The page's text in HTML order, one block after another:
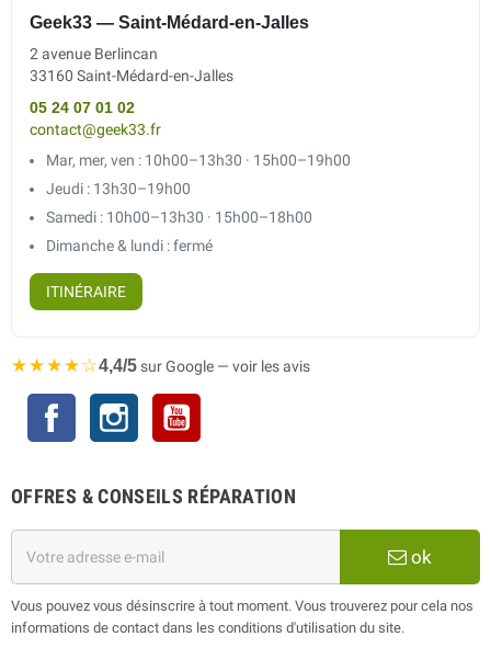
Geek33 — Saint-Médard-en-Jalles
2 avenue Berlincan
33160 Saint-Médard-en-Jalles
05 24 07 01 02
contact@geek33.fr
Mar, mer, ven : 10h00–13h30 · 15h00–19h00
Jeudi : 13h30–19h00
Samedi : 10h00–13h30 · 15h00–18h00
Dimanche & lundi : fermé
ITINÉRAIRE
★★★★☆4,4/5sur Google — voir les avis
Facebook Instagram
OFFRES & CONSEILS RÉPARATION
ok
Vous pouvez vous désinscrire à tout moment. Vous trouverez pour cela nos
informations de contact dans les conditions d'utilisation du site.